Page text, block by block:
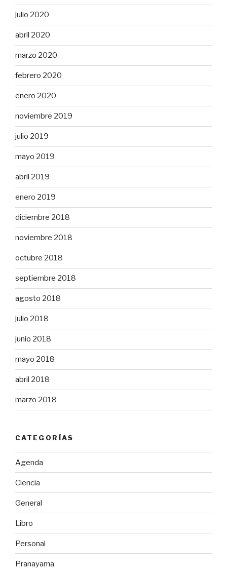
julio 2020
abril 2020
marzo 2020
febrero 2020
enero 2020
noviembre 2019
julio 2019
mayo 2019
abril 2019
enero 2019
diciembre 2018
noviembre 2018
octubre 2018
septiembre 2018
agosto 2018
julio 2018
junio 2018
mayo 2018
abril 2018
marzo 2018
CATEGORÍAS
Agenda
Ciencia
General
Libro
Personal
Pranayama